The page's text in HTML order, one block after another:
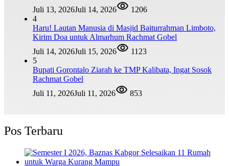
Juli 13, 2026Juli 14, 2026
1206
4
Haru! Lautan Manusia di Masjid Baiturrahman Limboto,
Kirim Doa untuk Almarhum Rachmat Gobel
Juli 14, 2026Juli 15, 2026
1123
5
Bupati Gorontalo Ziarah ke TMP Kalibata, Ingat Sosok
Rachmat Gobel
Juli 11, 2026Juli 11, 2026 853
Pos Terbaru